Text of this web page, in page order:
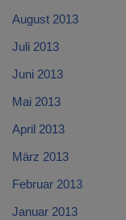
August 2013
Juli 2013
Juni 2013
Mai 2013
April 2013
März 2013
Februar 2013
Januar 2013